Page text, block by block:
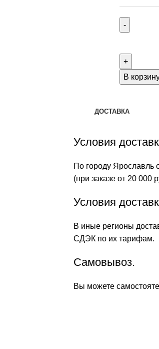
В
ДОСТАВКА
Условия
По городу Ярославль
(при заказе от 20 000
Условия
В иные регионы
СДЭК по их тарифам.
Самовывоз.
Вы можете